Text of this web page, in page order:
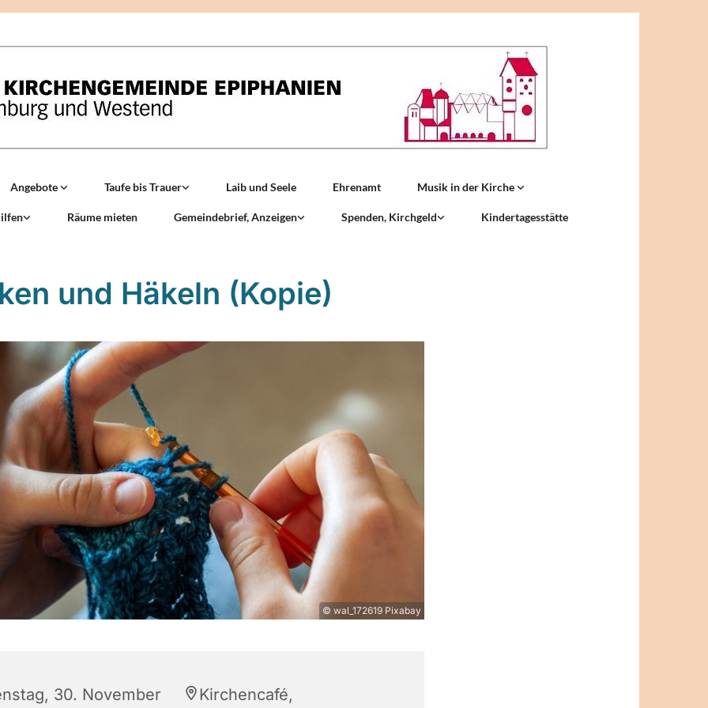
Angebote Taufe bis Trauer Laib und Seele Ehrenamt Musik in der Kirche
Räume mieten Gemeindebrief, Anzeigen Spenden, Kirchgeld Kindertagesstätte
und Häkeln (Kopie)
© wal_172619 Pixabay
30. November Kirchencafé,